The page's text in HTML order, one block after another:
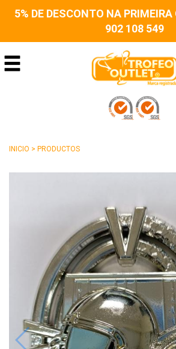
5% DE DESCONTO NA
902 108 549
INICIO > PRODUCTOS